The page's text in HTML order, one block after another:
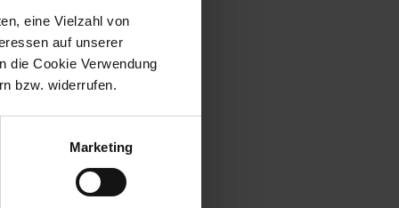
eine Vielzahl von
auf unserer
die Cookie Verwendung
bzw. widerrufen.
Marketing